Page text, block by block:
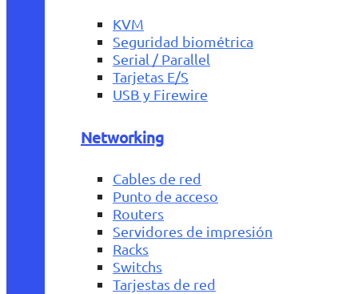
KVM
Seguridad biométrica
Serial / Parallel
Tarjetas E/S
USB y Firewire
Networking
Cables de red
Punto de acceso
Routers
Servidores de impresión
Racks
Switchs
Tarjestas de red